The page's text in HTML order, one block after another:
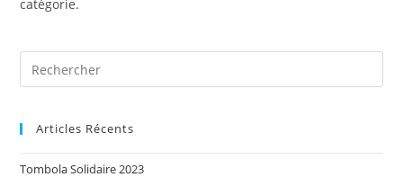
catégorie.
Articles Récents
Tombola Solidaire 2023